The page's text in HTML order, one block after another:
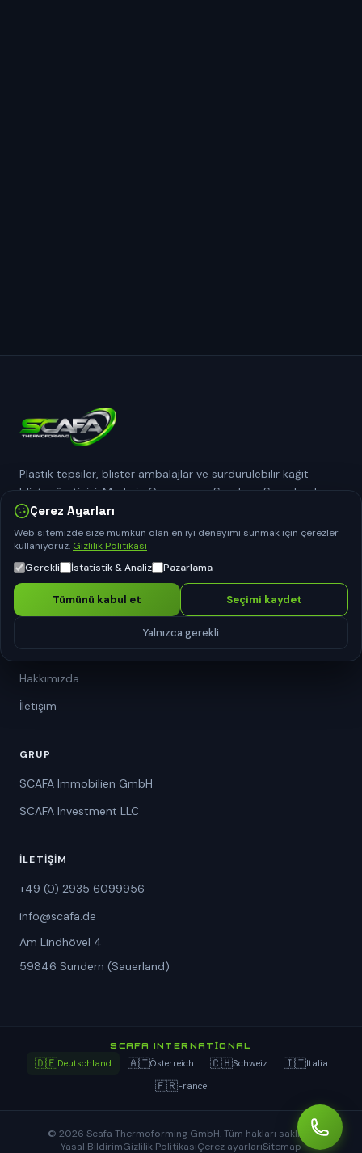
Plastik tepsiler, blister ambalajlar ve sürdürülebilir kağıt
blister üreticisi. Made in Germany — Sundern, Sauerland.
NAVIGASYON
Blister Ambalaj
Plastik Tepsiler
Hakkımızda
İletişim
GRUP
SCAFA Immobilien GmbH
SCAFA Investment LLC
İLETIŞIM
+49 (0) 2935 6099956
info@scafa.de
Am Lindhövel 4
59846 Sundern (Sauerland)
SCAFA INTERNATIONAL
🇩🇪Deutschland 🇦🇹Österreich 🇨🇭Schweiz 🇮🇹Italia
🇫🇷France
© 2026 Scafa Thermoforming GmbH. Tüm hakları saklıdır.
Yasal BildirimGizlilik PolitikasıÇerez ayarlarıSitemap
Çerez Ayarları
Web sitemizde size mümkün olan en iyi deneyimi sunmak için çerezler
kullanıyoruz. Gizlilik Politikası
Gerekli
İstatistik & Analiz Pazarlama
Tümünü kabul et Seçimi kaydet
Yalnızca gerekli